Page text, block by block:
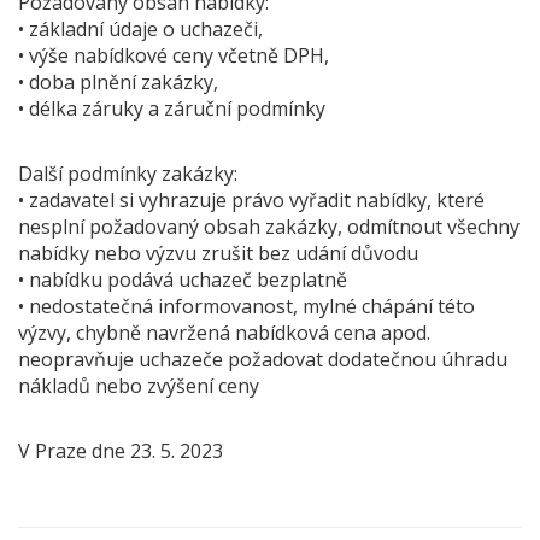
• základní údaje o uchazeči,
• výše nabídkové ceny včetně DPH,
• doba plnění zakázky,
• délka záruky a záruční podmínky
Další podmínky zakázky:
• zadavatel si vyhrazuje právo vyřadit nabídky, které
nesplní požadovaný obsah zakázky, odmítnout všechny
nabídky nebo výzvu zrušit bez udání důvodu
• nabídku podává uchazeč bezplatně
• nedostatečná informovanost, mylné chápání této
výzvy, chybně navržená nabídková cena apod.
neopravňuje uchazeče požadovat dodatečnou úhradu
nákladů nebo zvýšení ceny
V Praze dne 23. 5. 2023